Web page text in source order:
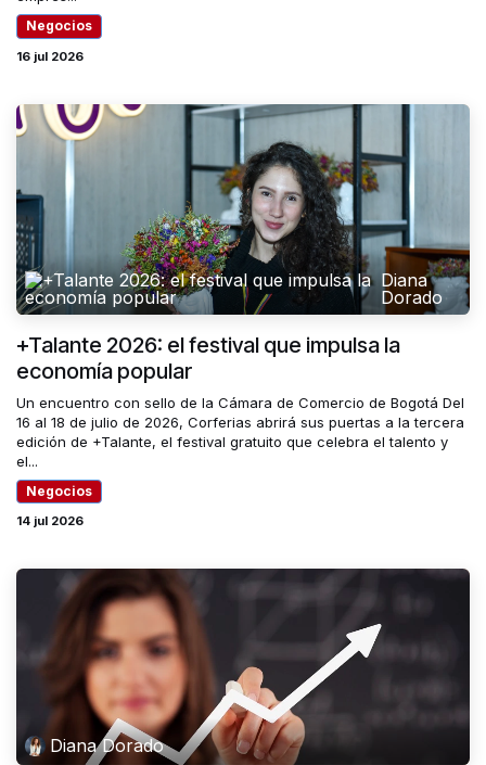
Negocios
16 jul 2026
Diana
Dorado
+Talante 2026: el festival que impulsa la
economía popular
Un encuentro con sello de la Cámara de Comercio de Bogotá Del
16 al 18 de julio de 2026, Corferias abrirá sus puertas a la tercera
edición de +Talante, el festival gratuito que celebra el talento y
el...
Negocios
14 jul 2026
Diana Dorado